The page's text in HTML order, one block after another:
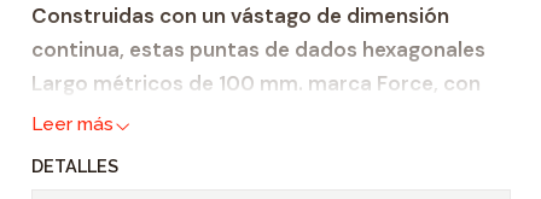
Construidas con un vástago de dimensión
continua, estas puntas de dados hexagonales
Largo métricos de 100 mm. marca Force, con
cuadro de 1/2" son ideales para cualquier
específica y necesite aplicar más fuerza de la
Leer más
DETALLES